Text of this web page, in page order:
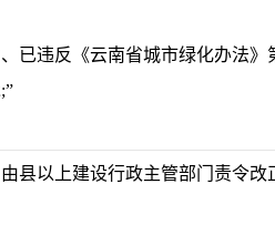
已违反《云南省城市绿化办法》
县以上建设行政主管部门责令改